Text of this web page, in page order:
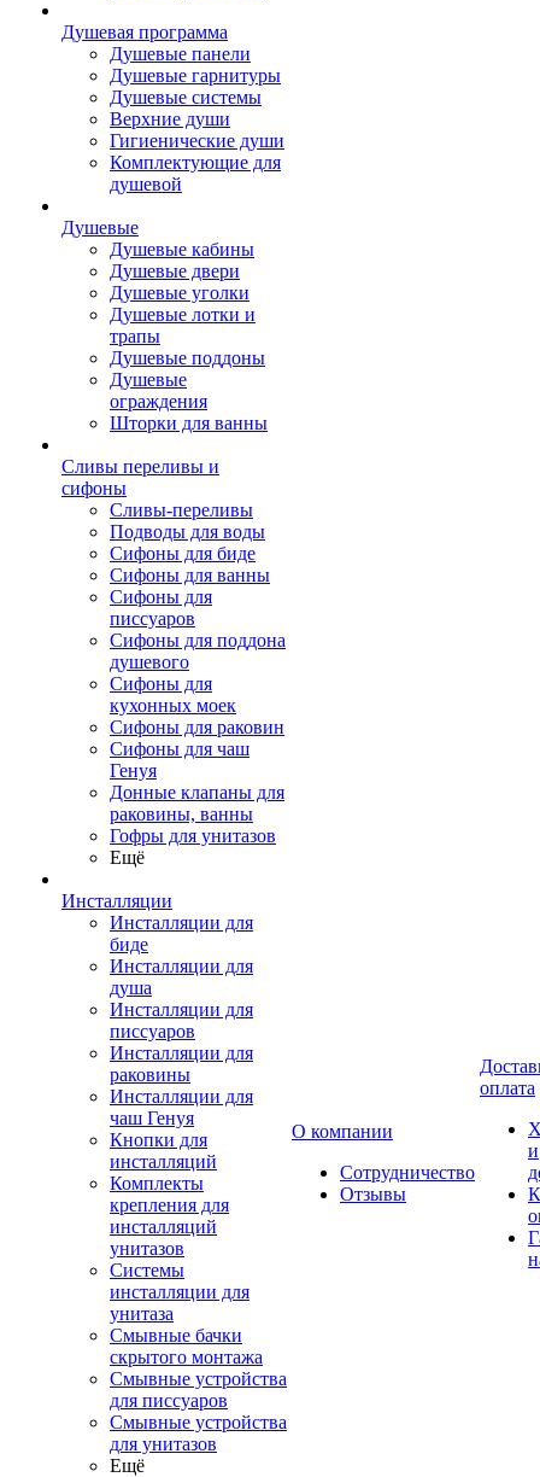
Душевая программа
Душевые панели
Душевые гарнитуры
Душевые системы
Верхние души
Гигиенические души
Комплектующие для
душевой
Душевые
Душевые кабины
Душевые двери
Душевые уголки
Душевые лотки и
трапы
Душевые поддоны
Душевые
ограждения
Шторки для ванны
Сливы переливы и
сифоны
Сливы-переливы
Подводы для воды
Сифоны для биде
Сифоны для ванны
Сифоны для
писсуаров
Сифоны для поддона
душевого
Сифоны для
кухонных моек
Сифоны для раковин
Сифоны для чаш
Генуя
Донные клапаны для
раковины, ванны
Гофры для унитазов
Ещё
Инсталляции
Инсталляции для
биде
Инсталляции для
душа
Инсталляции для
писсуаров
Инсталляции для
раковины
Инсталляции для
чаш Генуя
Кнопки для
инсталляций
Комплекты
крепления для
инсталляций
унитазов
Системы
инсталляции для
унитаза
Смывные бачки
скрытого монтажа
Смывные устройства
для писсуаров
Смывные устройства
для унитазов
Ещё
О компании
Сотрудничество
Отзывы
оплата
и